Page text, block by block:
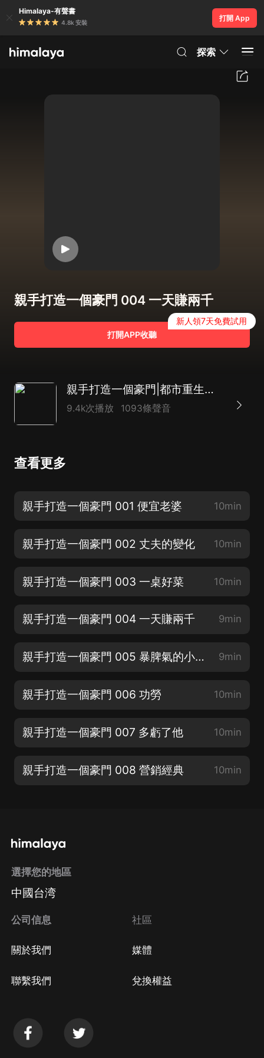
Himalaya-有聲書
4.8k 安裝
打開 App
探索
親手打造一個豪門 004 一天賺兩千
打開APP收聽
新人領7天免費試用
親手打造一個豪門|都市重生逆襲|多人有聲劇
9.4k次播放 1093條聲音
查看更多
親手打造一個豪門 001 便宜老婆 10min
親手打造一個豪門 002 丈夫的變化 10min
親手打造一個豪門 003 一桌好菜 10min
親手打造一個豪門 004 一天賺兩千 9min
親手打造一個豪門 005 暴脾氣的小舅子 9min
親手打造一個豪門 006 功勞 10min
親手打造一個豪門 007 多虧了他 10min
親手打造一個豪門 008 營銷經典 10min
選擇您的地區
中國台湾
公司信息
關於我們
聯繫我們
社區
媒體
兌換權益